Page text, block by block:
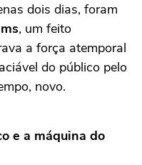
dois dias, foram
, um feito
a força atemporal
do público pelo
novo.
e a máquina do